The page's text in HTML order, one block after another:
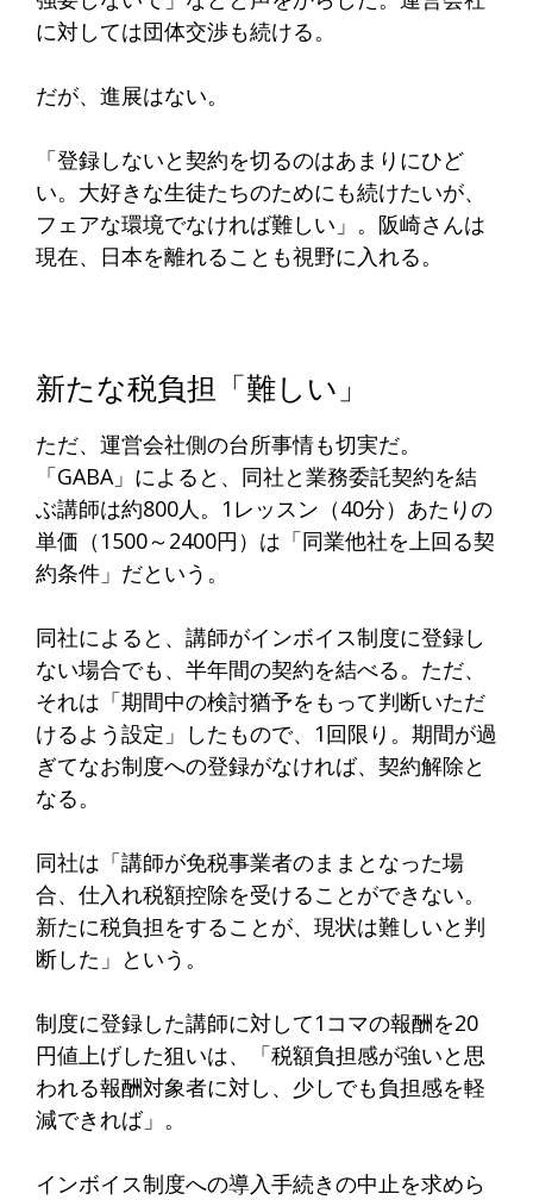
に対しては団体交渉も続ける。
だが、進展はない。
「登録しないと契約を切るのはあまりにひど
い。大好きな生徒たちのためにも続けたいが、
フェアな環境でなければ難しい」。阪崎さんは
現在、日本を離れることも視野に入れる。
新たな税負担「難しい」
ただ、運営会社側の台所事情も切実だ。
「GABA」によると、同社と業務委託契約を結
ぶ講師は約800人。1レッスン（40分）あたりの
単価（1500～2400円）は「同業他社を上回る契
約条件」だという。
同社によると、講師がインボイス制度に登録し
ない場合でも、半年間の契約を結べる。ただ、
それは「期間中の検討猶予をもって判断いただ
けるよう設定」したもので、1回限り。期間が過
ぎてなお制度への登録がなければ、契約解除と
なる。
同社は「講師が免税事業者のままとなった場
合、仕入れ税額控除を受けることができない。
新たに税負担をすることが、現状は難しいと判
断した」という。
制度に登録した講師に対して1コマの報酬を20
円値上げした狙いは、「税額負担感が強いと思
われる報酬対象者に対し、少しでも負担感を軽
減できれば」。
インボイス制度への導入手続きの中止を求めら